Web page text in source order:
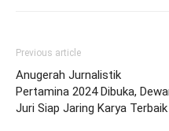
Previous article
Anugerah Jurnalistik
Pertamina 2024 Dibuka,
Juri Siap Jaring Karya Terbaik